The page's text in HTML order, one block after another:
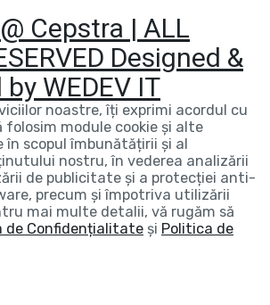
Cepstra | ALL
Designed &
WEDEV IT
noastre, îți exprimi acordul cu
module cookie și alte
scopul îmbunătățirii și al
nostru, în vederea analizării
de publicitate și a protecției anti-
precum și împotriva utilizării
mai multe detalii, vă rugăm să
de Confidențialitate și Politica de